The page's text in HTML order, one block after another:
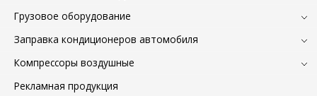
Грузовое оборудование
Заправка кондиционеров автомобиля
Компрессоры воздушные
Рекламная продукция